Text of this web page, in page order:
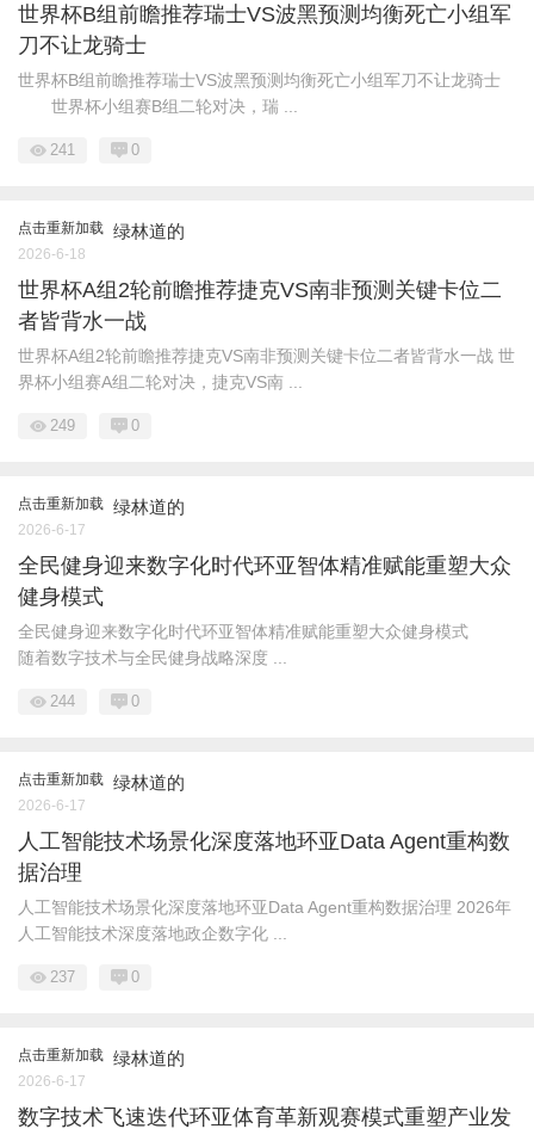
世界杯B组前瞻推荐瑞士VS波黑预测均衡死亡小组军
刀不让龙骑士
世界杯B组前瞻推荐瑞士VS波黑预测均衡死亡小组军刀不让龙骑士
世界杯小组赛B组二轮对决，瑞 ...
241 0
点击重新加载 绿林道的
2026-6-18
世界杯A组2轮前瞻推荐捷克VS南非预测关键卡位二
者皆背水一战
世界杯A组2轮前瞻推荐捷克VS南非预测关键卡位二者皆背水一战 世
界杯小组赛A组二轮对决，捷克VS南 ...
249 0
点击重新加载 绿林道的
2026-6-17
全民健身迎来数字化时代环亚智体精准赋能重塑大众
健身模式
全民健身迎来数字化时代环亚智体精准赋能重塑大众健身模式
随着数字技术与全民健身战略深度 ...
244 0
点击重新加载 绿林道的
2026-6-17
人工智能技术场景化深度落地环亚Data Agent重构数
据治理
人工智能技术场景化深度落地环亚Data Agent重构数据治理 2026年
人工智能技术深度落地政企数字化 ...
237 0
点击重新加载 绿林道的
2026-6-17
数字技术飞速迭代环亚体育革新观赛模式重塑产业发